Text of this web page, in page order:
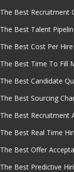
The Best Recruitment
The Best Talent
The Best Cost Per
The Best Time To Fill
The Best Candidate
The Best Sourcing
The Best Recruitment
The Best Real Time
The Best Offer
The Best Predictive